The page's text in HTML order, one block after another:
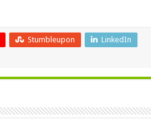
Stumbleupon
LinkedIn